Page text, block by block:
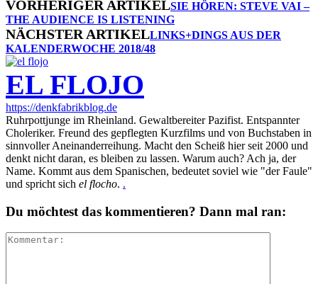
VORHERIGER ARTIKELSIE HÖREN: STEVE VAI –
THE AUDIENCE IS LISTENING
NÄCHSTER ARTIKELLINKS+DINGS AUS DER
KALENDERWOCHE 2018/48
EL FLOJO
https://denkfabrikblog.de
Ruhrpottjunge im Rheinland. Gewaltbereiter Pazifist. Entspannter
Choleriker. Freund des gepflegten Kurzfilms und von Buchstaben in
sinnvoller Aneinanderreihung. Macht den Scheiß hier seit 2000 und
denkt nicht daran, es bleiben zu lassen. Warum auch? Ach ja, der
Name. Kommt aus dem Spanischen, bedeutet soviel wie "der Faule"
und spricht sich el flocho. .
Du möchtest das kommentieren? Dann mal ran: